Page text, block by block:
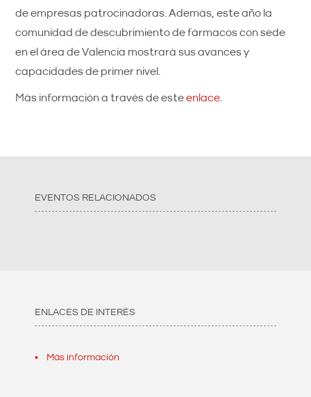
de empresas patrocinadoras. Además, este año la
comunidad de descubrimiento de fármacos con sede
en el área de Valencia mostrará sus avances y
capacidades de primer nivel.
Más información a través de esteenlace
EVENTOS RELACIONADOS
ENLACES DE INTERÉS
Más información